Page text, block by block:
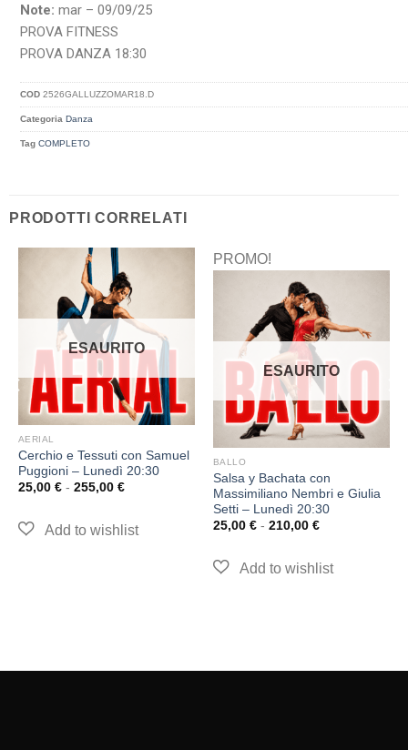
Note: mar – 09/09/25
PROVA FITNESS
PROVA DANZA 18:30
COD2526GALLUZZOMAR18.D
Categoria Danza
Tag COMPLETO
PRODOTTI CORRELATI
ESAURITO
AERIAL
Cerchio e Tessuti con Samuel
Puggioni – Lunedì 20:30
25,00 € - 255,00 €
PROMO!
ESAURITO
BALLO
Salsa y Bachata con
Massimiliano Nembri e Giulia
Setti – Lunedì 20:30
25,00 € - 210,00 €